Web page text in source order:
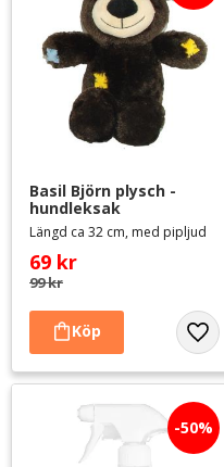
Basil Björn plysch -
hundleksak
Längd ca 32 cm, med pipljud
69 kr
99kr
50%